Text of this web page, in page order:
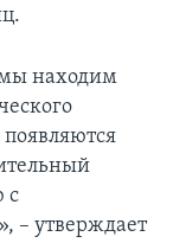
мы находим
с
– утверждает